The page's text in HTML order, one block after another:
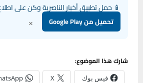
📱 حمل تطبيق أخبار الناصرية وكن على
تحميل من Google Play ×
شارك هذا الموضوع:
فيس بوك X